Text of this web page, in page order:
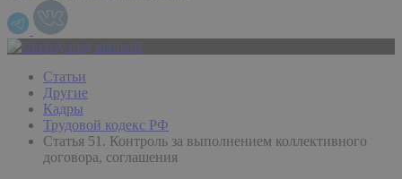
Статьи
Другие
Кадры
Трудовой кодекс РФ
Статья 51. Контроль за выполнением коллективного
договора, соглашения